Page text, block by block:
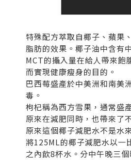
特殊配方萃取自椰子、蘋果
脂肪的效果。椰子油中含有
MCT的攝入量在給人帶來飽
而實現健康瘦身的目的。
巴西莓盛產於中美洲和南美
毒。
枸杞稱為西方雪果，通常盛
原來在減肥同時，也帶來了
原來這個椰子減肥水不是水
將125ML的椰子減肥水以一
之內飲8杯水。分中午晚三個